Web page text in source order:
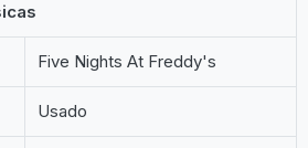
Five Nights At Freddy's
Usado